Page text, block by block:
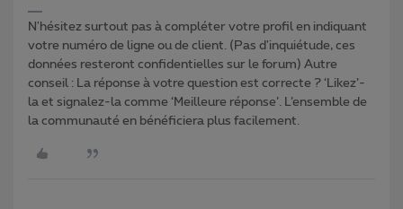
N'hésitez surtout pas à compléter votre profil en indiquant
votre numéro de ligne ou de client. (Pas d'inquiétude, ces
données resteront confidentielles sur le forum) Autre
conseil : La réponse à votre question est correcte ? ‘Likez’-
la et signalez-la comme ‘Meilleure réponse’. L’ensemble de
la communauté en bénéficiera plus facilement.